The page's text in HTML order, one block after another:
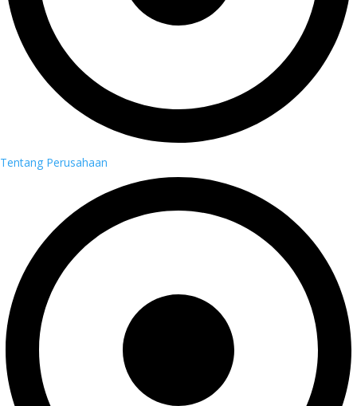
Tentang Perusahaan